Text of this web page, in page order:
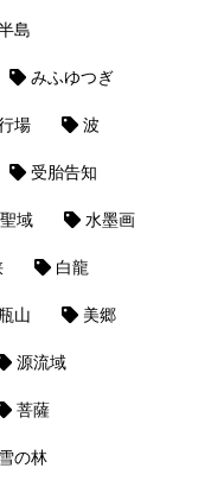
島
みふゆつぎ
場 波
受胎告知
聖域 水墨画
白龍
山 美郷
源流域
菩薩
雪の林